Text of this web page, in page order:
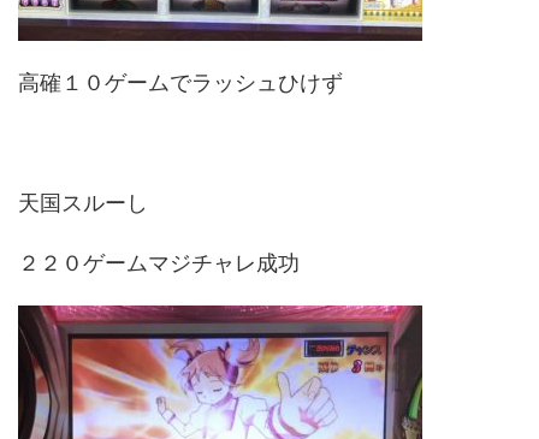
高確１０ゲームでラッシュひけず
天国スルーし
２２０ゲームマジチャレ成功